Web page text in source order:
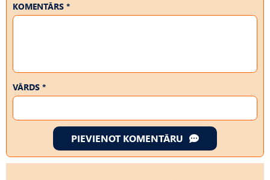
KOMENTĀRS *
VĀRDS *
PIEVIENOT KOMENTĀRU